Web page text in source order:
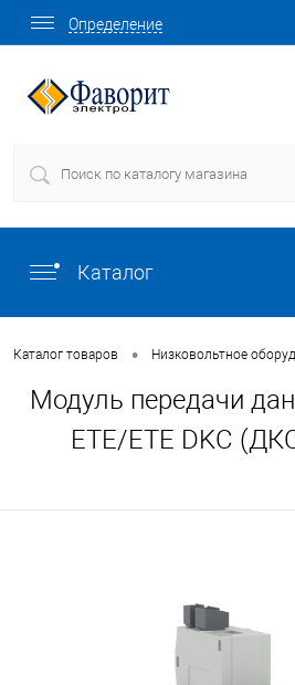
Определение
Каталог
Каталог товаров • Низковольтное
Модуль передачи
ETE/ETE DKC